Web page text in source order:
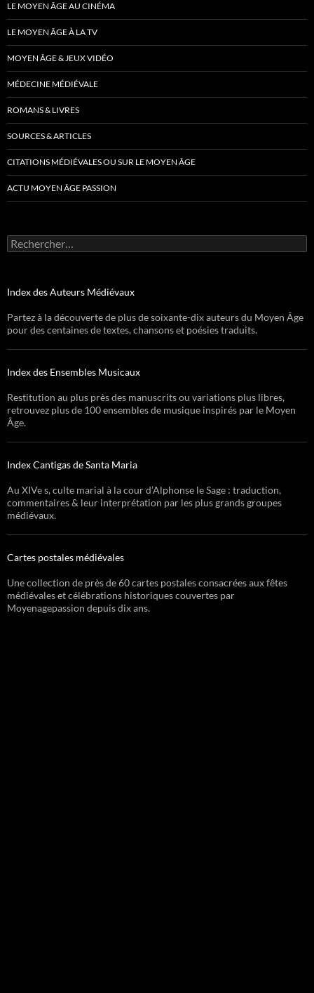
LE MOYEN ÂGE AU CINÉMA
LE MOYEN ÂGE À LA TV
MOYEN ÂGE & JEUX VIDÉO
MÉDECINE MÉDIÉVALE
ROMANS & LIVRES
SOURCES & ARTICLES
CITATIONS MÉDIÉVALES OU SUR LE MOYEN ÂGE
ACTU MOYEN ÂGE PASSION
Rechercher :
Index des Auteurs Médiévaux
Partez à la découverte de plus de soixante-dix auteurs du Moyen Âge
pour des centaines de textes, chansons et poésies traduits.
Index des Ensembles Musicaux
Restitution au plus près des manuscrits ou variations plus libres,
retrouvez plus de 100 ensembles de musique inspirés par le Moyen
Âge.
Index Cantigas de Santa Maria
Au XIVe s, culte marial à la cour d’Alphonse le Sage : traduction,
commentaires & leur interprétation par les plus grands groupes
médiévaux.
Cartes postales médiévales
Une collection de près de 60 cartes postales consacrées aux fêtes
médiévales et célébrations historiques couvertes par
Moyenagepassion depuis dix ans.